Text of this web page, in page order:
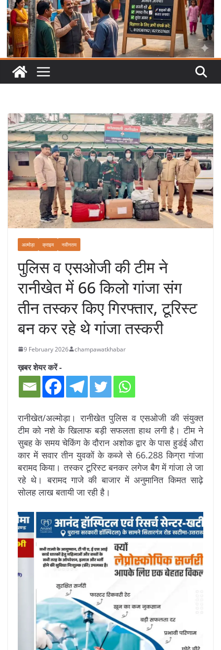
अल्मोड़ा क्राइम नवीनतम
पुलिस व एसओजी की टीम ने
रानीखेत में 66 किलो गांजा संग
तीन तस्कर किए गिरफ्तार, टूरिस्ट
बन कर रहे थे गांजा तस्करी
9 February 2026 champawatkhabar
ख़बर शेयर करें -
रानीखेत/अल्मोड़ा। रानीखेत पुलिस व एसओजी की संयुक्त
टीम को नशे के खिलाफ बड़ी सफलता हाथ लगी है। टीम ने
सुबह के समय चेकिंग के दौरान अशोक द्वार के पास हुडंई औरा
कार में सवार तीन युवकों के कब्जे से 66.288 किग्रा गांजा
बरामद किया। तस्कर टूरिस्ट बनकर लगेज बैग में गांजा ले जा
रहे थे। बरामद गाजे की बाजार में अनुमानित किमत साढ़े
सोलह लाख बतायी जा रही है।